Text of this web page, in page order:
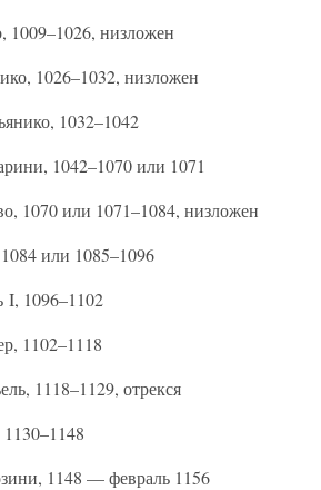
1009–1026, низложен
1026–1032, низложен
1032–1042
1042–1070 или 1071
1070 или 1071–1084, низложен
или 1085–1096
I, 1096–1102
1102–1118
1118–1129, отрекся
1148 — февраль 1156